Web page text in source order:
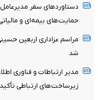
دستاوردهای سفر مدیرعامل
حمایت‌های بیمه‌ای و
مراسم عزاداری اربعین
شد
مدیر ارتباطات و فناوری
زیرساخت‌های ارتباطی